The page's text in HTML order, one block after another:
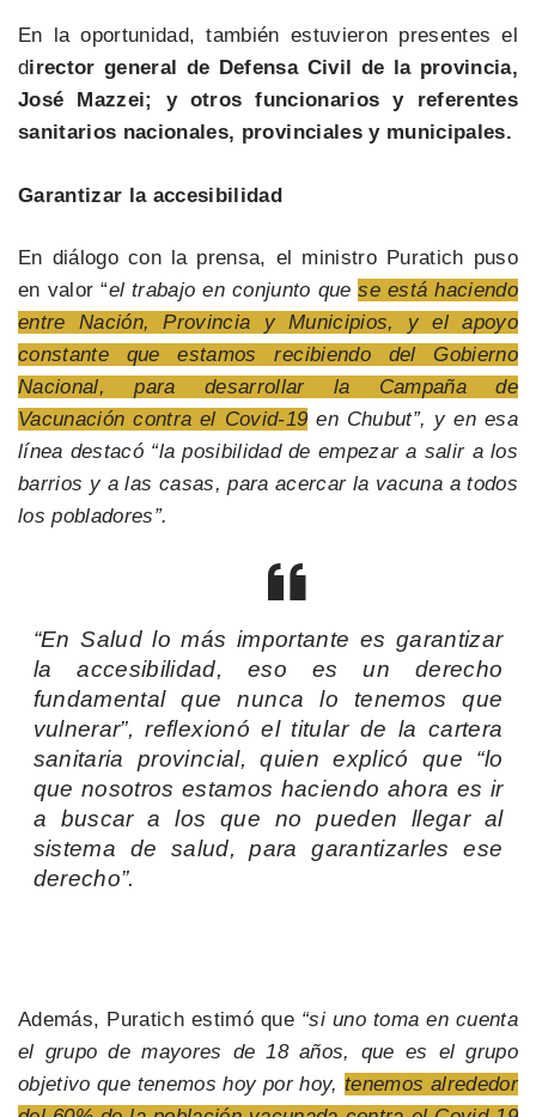
En la oportunidad, también estuvieron presentes el
director general de Defensa Civil de la provincia,
José Mazzei; y otros funcionarios y referentes
sanitarios nacionales, provinciales y municipales.
Garantizar la accesibilidad
En diálogo con la prensa, el ministro Puratich puso
en valor “el trabajo en conjunto quese está haciendo
entre Nación, Provincia y Municipios, y el apoyo
constante que estamos recibiendo del Gobierno
Nacional, para desarrollar la Campaña de
Vacunación contra el Covid-19 en Chubut”, y en esa
línea destacó “la posibilidad de empezar a salir a los
barrios y a las casas, para acercar la vacuna a todos
los pobladores”.
“En Salud lo más importante es garantizar
la accesibilidad, eso es un derecho
fundamental que nunca lo tenemos que
vulnerar”, reflexionó el titular de la cartera
sanitaria provincial, quien explicó que “lo
que nosotros estamos haciendo ahora es ir
a buscar a los que no pueden llegar al
sistema de salud, para garantizarles ese
derecho”.
Además, Puratich estimó que “si uno toma en cuenta
el grupo de mayores de 18 años, que es el grupo
objetivo que tenemos hoy por hoy,tenemos alrededor